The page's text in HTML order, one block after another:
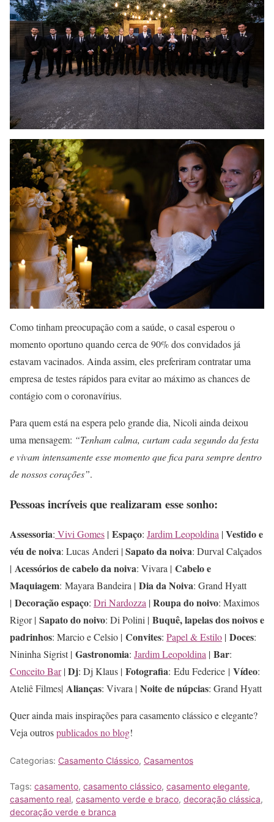
Como tinham preocupação com a saúde, o casal esperou o
momento oportuno quando cerca de 90% dos convidados já
estavam vacinados. Ainda assim, eles preferiram contratar uma
empresa de testes rápidos para evitar ao máximo as chances de
contágio com o coronavírius.
Para quem está na espera pelo grande dia, Nicoli ainda deixou
uma mensagem: “Tenham calma, curtam cada segundo da festa
e vivam intensamente esse momento que fica para sempre dentro
de nossos corações”.
Pessoas incríveis que realizaram esse sonho:
Assessoria: Vivi Gomes | Espaço: Jardim Leopoldina |Vestido e
véu de noiva: Lucas Anderi |Sapato da noiva: Durval Calçados
| Acessórios de cabelo da noiva: Vivara | Cabelo e
Maquiagem: Mayara Bandeira | Dia da Noiva: Grand Hyatt
| Decoração espaço: Dri Nardozza |Roupa do noivo: Maximos
Rigor | Sapato do noivo: Di Polini | Buquê, lapelas dos noivos e
padrinhos: Marcio e Celsio | Convites: Papel & Estilo | Doces:
Nininha Sigrist | Gastronomia: Jardim Leopoldina | Bar:
Conceito Bar|Dj: Dj Klaus | Fotografia: Edu Federice | Vídeo:
Ateliê Filmes| Alianças: Vivara | Noite de núpcias: Grand Hyatt
Quer ainda mais inspirações para casamento clássico e elegante?
Veja outrospublicados no blog!
Categorias: Casamento Clássico, Casamentos
Tags: casamento, casamento clássico, casamento elegante,
casamento real, casamento verde e braco, decoração clássica,
decoração verde e branca